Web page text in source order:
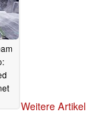
Weitere Artikel